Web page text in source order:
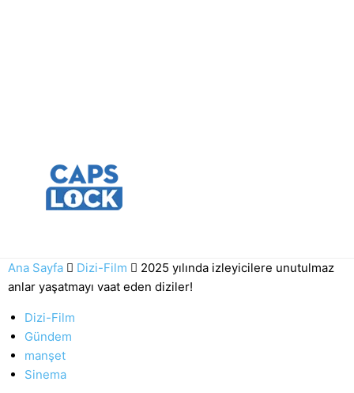
Ana Sayfa Dizi-Film
2025 yılında izleyicilere unutulmaz
anlar yaşatmayı vaat eden diziler!
Dizi-Film
Gündem
manşet
Sinema